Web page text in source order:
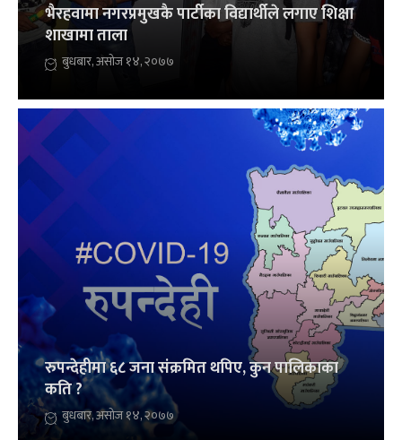
भैरहवामा नगरप्रमुखकै पार्टीका विद्यार्थीले लगाए शिक्षा
शाखामा ताला
बुधबार, असोज १४, २०७७
रुपन्देहीमा ६८ जना संक्रमित थपिए, कुन पालिकाका
कति ?
बुधबार, असोज १४, २०७७